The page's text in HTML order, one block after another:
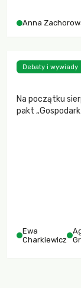
Anna
Ile
Na początku
pakt
Ewa
Charkiewicz
Debaty i wywiady